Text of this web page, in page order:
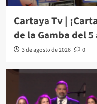
Cartaya Tv |
de la Gamba del
3 de agosto de 2026 0